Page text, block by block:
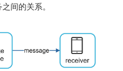
间的关系。